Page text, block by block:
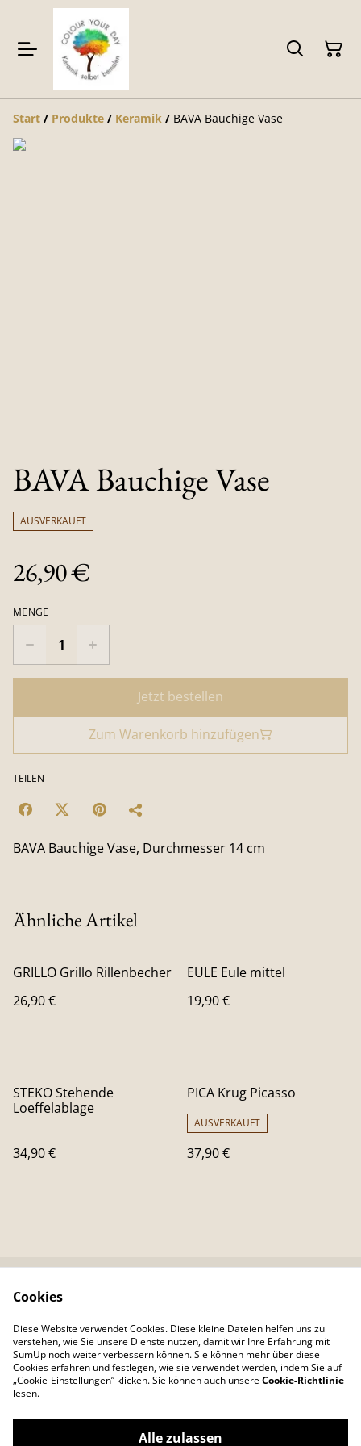
Start / Produkte / Keramik / BAVA Bauchige Vase
BAVA Bauchige Vase
AUSVERKAUFT
26,90 €
MENGE
Jetzt bestellen
Zum Warenkorb hinzufügen
TEILEN
BAVA Bauchige Vase, Durchmesser 14 cm
Ähnliche Artikel
GRILLO Grillo Rillenbecher
26,90 €
EULE Eule mittel
19,90 €
STEKO Stehende
Loeffelablage
34,90 €
PICA Krug Picasso
AUSVERKAUFT
37,90 €
Kontaktieren Sie uns
Datenschutzbestimm
ungen von SumUp
Cookie-Richtlinie
Cookies
Diese Website verwendet Cookies. Diese kleine Dateien helfen uns zu
verstehen, wie Sie unsere Dienste nutzen, damit wir Ihre Erfahrung mit
SumUp noch weiter verbessern können. Sie können mehr über diese
Cookies erfahren und festlegen, wie sie verwendet werden, indem Sie auf
„Cookie-Einstellungen” klicken. Sie können auch unsereCookie-Richtlinie
lesen.
Alle zulassen